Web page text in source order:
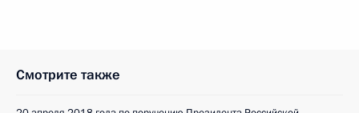
Смотрите также